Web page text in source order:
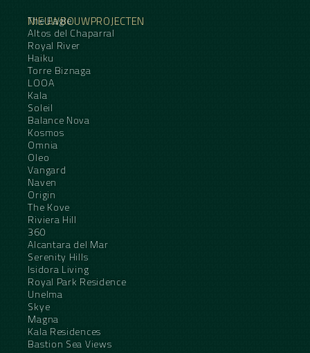
NIEUWBOUWPROJECTEN
The Eagle
Altos del Chaparral
Royal River
Haiku
Torre Biznaga
LOOA
Kala
Soleil
Balance Nova
Kosmos
Omnia
Oleo
Vangard
Naven
Origin
The Kove
Riviera Hill
360
Alcantara del Mar
Serenity Hills
Isidora Living
Royal Park Residence
Unelma
Skye
Magna
Kala Residences
Bastion Sea Views